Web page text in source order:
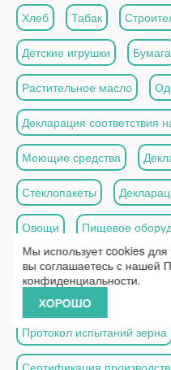
Хлеб Табак
Детские игрушки Бумага
Растительное масло
Декларация соответствия
Моющие средства
Стеклопакеты
Овощи Пищевое
Декларация соответствия
Дорожная техника
Протокол испытаний зерна
Мы использует cookies
вы соглашаетесь с нашей
конфиденциальности.
ХОРОШО